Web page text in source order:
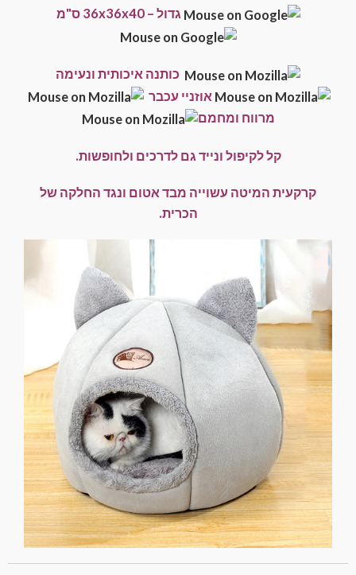
גדול – 36x36x40 ס"מ
כותנה איכותית ונעימה
אוזניי עכבר
מרווח ומחמם
קל לקיפול ונייד גם לדרכים ולחופשות.
קרקעית המיטה עשוייה מבד אטום ונגד החלקה של
הכרית.